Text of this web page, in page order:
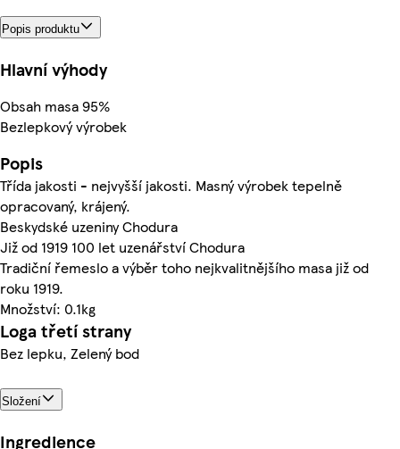
Popis produktu
Hlavní výhody
Obsah masa 95%
Bezlepkový výrobek
Popis
Třída jakosti - nejvyšší jakosti. Masný výrobek tepelně
opracovaný, krájený.
Beskydské uzeniny Chodura
Již od 1919 100 let uzenářství Chodura
Tradiční řemeslo a výběr toho nejkvalitnějšího masa již od
roku 1919.
Množství: 0.1kg
Loga třetí strany
Bez lepku, Zelený bod
Složení
Ingredience